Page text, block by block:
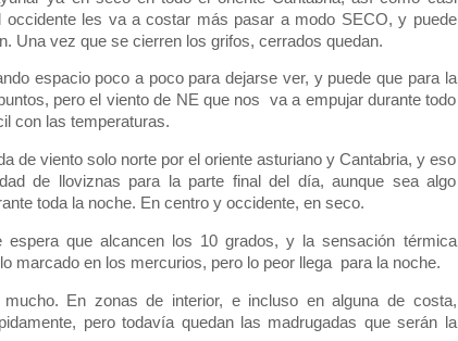
occidente les va a costar más pasar a modo SECO, y puede
Una vez que se cierren los grifos, cerrados quedan.
espacio poco a poco para dejarse ver, y puede que para la
pero el viento de NE que nos va a empujar durante todo
con las temperaturas.
de viento solo norte por el oriente asturiano y Cantabria, y eso
de lloviznas para la parte final del día, aunque sea algo
toda la noche. En centro y occidente, en seco.
espera que alcancen los 10 grados, y la sensación térmica
marcado en los mercurios, pero lo peor llega para la noche.
mucho. En zonas de interior, e incluso en alguna de costa,
pero todavía quedan las madrugadas que serán la